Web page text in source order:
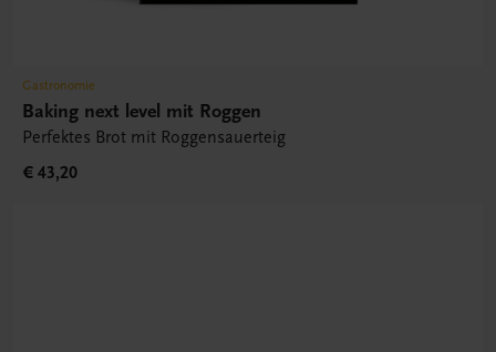
Gastronomie
Baking next level mit Roggen
Perfektes Brot mit Roggensauerteig
€ 43,20